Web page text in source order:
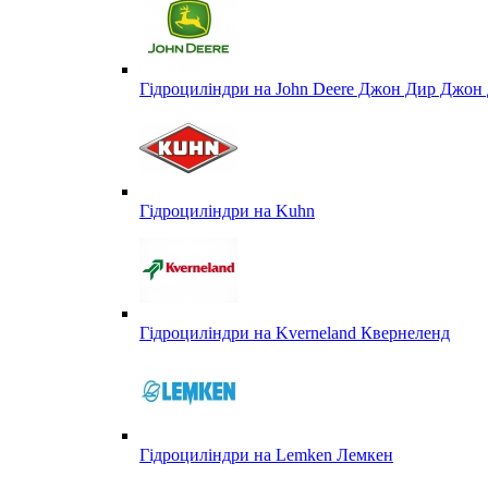
Гідроциліндри на John Deere Джон Дир Джон
Гідроциліндри на Kuhn
Гідроциліндри на Kverneland Квернеленд
Гідроциліндри на Lemken Лемкен